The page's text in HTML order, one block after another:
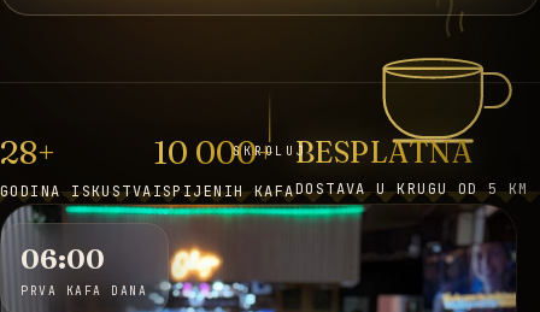
28+
GODINA ISKUSTVA
10 000+
ISPIJENIH KAFA
BESPLATNA
DOSTAVA U KRUGU OD 5 KM
SKROLUJ
06:00
PRVA KAFA DANA